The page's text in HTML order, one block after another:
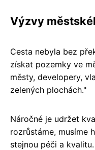
Výzvy
Cesta nebyla bez
získat pozemky ve
městy, developery,
zelených plochách."
Náročné je udržet
rozrůstáme, musíme
stejnou péči a